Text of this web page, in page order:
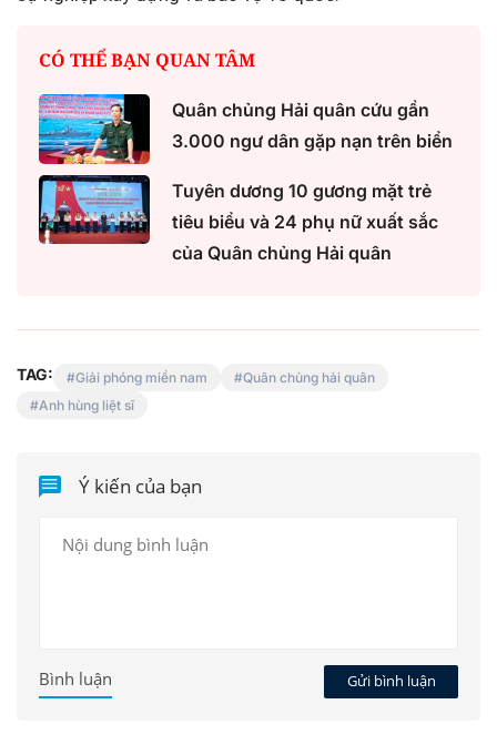
CÓ THỂ BẠN QUAN TÂM
Quân chủng Hải quân cứu gần
3.000 ngư dân gặp nạn trên biển
Tuyên dương 10 gương mặt trẻ
tiêu biểu và 24 phụ nữ xuất sắc
của Quân chủng Hải quân
TAG: Giải phóng miền nam
Quân chủng hải quân
Anh hùng liệt sĩ
Ý kiến của bạn
Gửi bình luận
Bình luận